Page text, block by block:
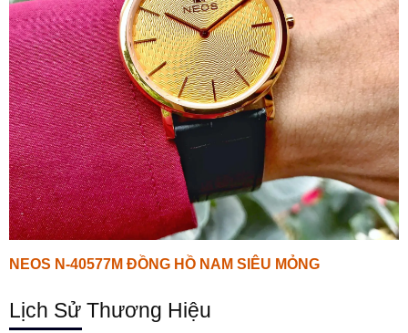
NEOS N-40577M ĐỒNG HỒ NAM SIÊU MỎNG
Lịch Sử Thương Hiệu